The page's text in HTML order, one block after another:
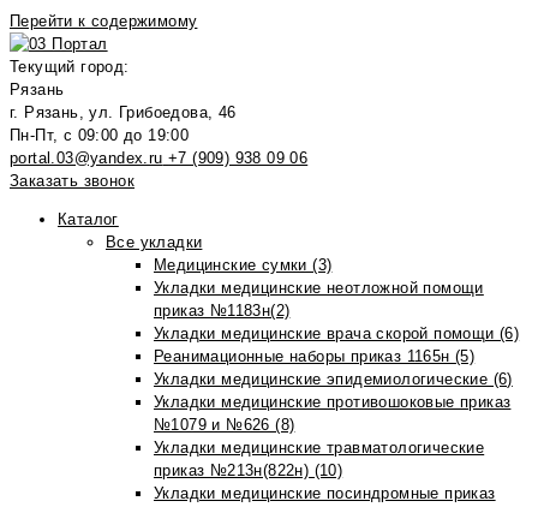
Перейти к содержимому
Текущий город:
Рязань
г. Рязань, ул. Грибоедова, 46
Пн-Пт, с 09:00 до 19:00
portal.03@yandex.ru +7 (909) 938 09 06
Заказать звонок
Каталог
Все укладки
Медицинские сумки (3)
Укладки медицинские неотложной помощи
приказ №1183н(2)
Укладки медицинские врача скорой помощи (6)
Реанимационные наборы приказ 1165н (5)
Укладки медицинские эпидемиологические (6)
Укладки медицинские противошоковые приказ
№1079 и №626 (8)
Укладки медицинские травматологические
приказ №213н(822н) (10)
Укладки медицинские посиндромные приказ